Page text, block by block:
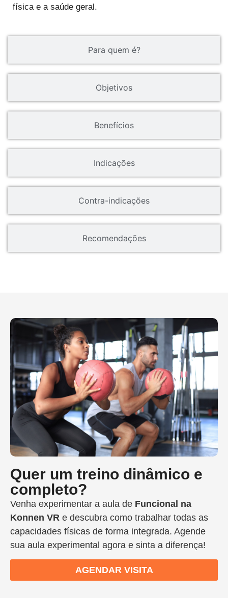
Para quem é?
Objetivos
Benefícios
Indicações
Contra-indicações
Recomendações
física e a saúde geral.
Quer um treino dinâmico e
completo?
Venha experimentar a aula de Funcional na
Konnen VR e descubra como trabalhar todas as
capacidades físicas de forma integrada. Agende
sua aula experimental agora e sinta a diferença!
AGENDAR VISITA